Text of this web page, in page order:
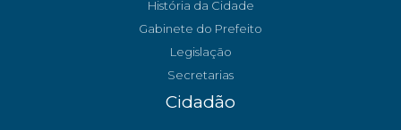
História da Cidade
Gabinete do Prefeito
Legislação
Secretarias
Cidadão